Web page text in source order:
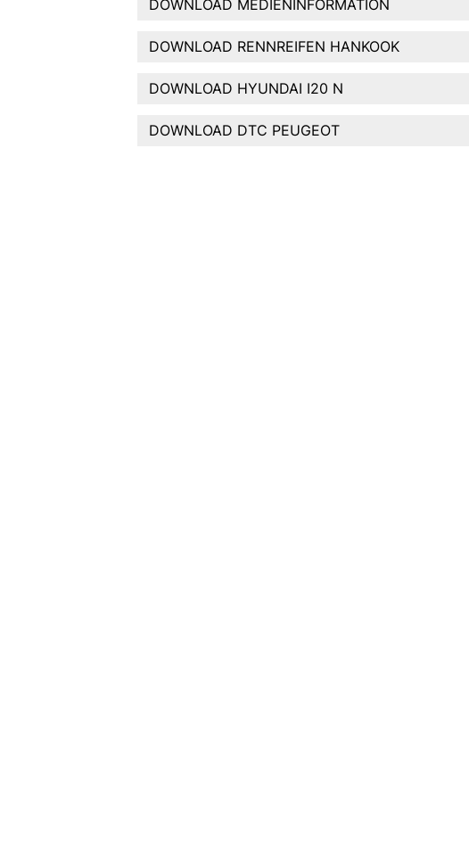
DOWNLOAD MEDIENINFORMATION
DOWNLOAD RENNREIFEN HANKOOK
DOWNLOAD HYUNDAI I20 N
DOWNLOAD DTC PEUGEOT